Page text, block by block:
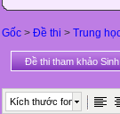
Gốc > Đề thi > Trung
Đề thi tham khảo
Kích thước font